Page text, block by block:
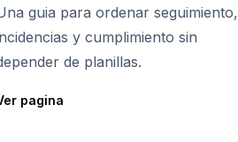
guia para ordenar seguimiento,
y cumplimiento sin
de planillas.
pagina